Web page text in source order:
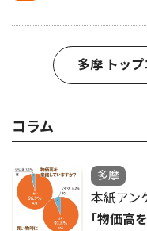
多摩 トッ
コラム
多摩
本紙アン
｢物価高